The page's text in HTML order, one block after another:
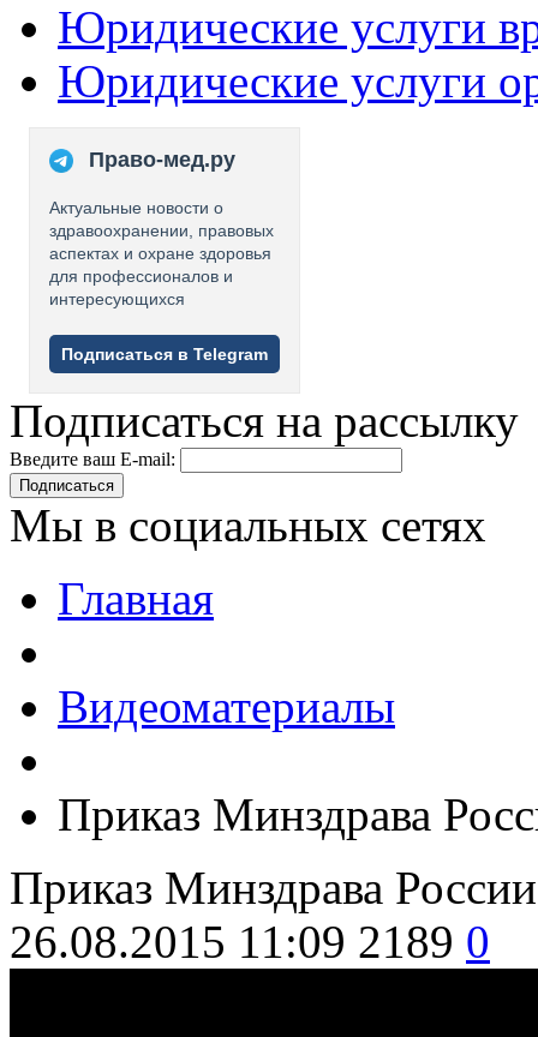
Юридические услуги
Юридические услуги
Право-мед.ру
Актуальные новости о
здравоохранении, правовых
аспектах и охране здоровья
для профессионалов и
интересующихся
Подписаться в Telegram
Подписаться на рассылку
Введите ваш E-mail:
Подписаться
Мы в социальных сетях
Главная
Видеоматериалы
Приказ Минздрава
Приказ Минздрава
26.08.2015 11:09 2189 0